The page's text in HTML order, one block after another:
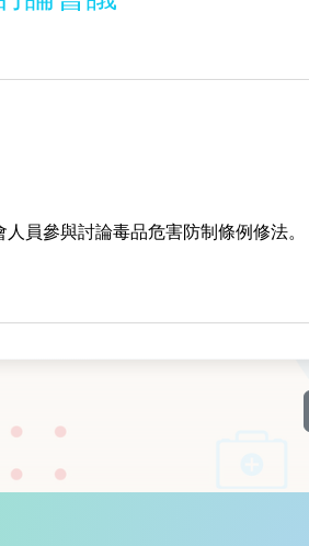
人員參與討論毒品危害防制條例修法。